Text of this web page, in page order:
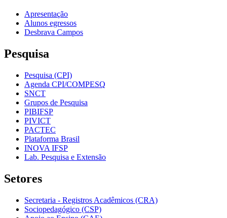
Apresentação
Alunos egressos
Desbrava Campos
Pesquisa
Pesquisa (CPI)
Agenda CPI/COMPESQ
SNCT
Grupos de Pesquisa
PIBIFSP
PIVICT
PACTEC
Plataforma Brasil
INOVA IFSP
Lab. Pesquisa e Extensão
Setores
Secretaria - Registros Acadêmicos (CRA)
Sociopedagógico (CSP)